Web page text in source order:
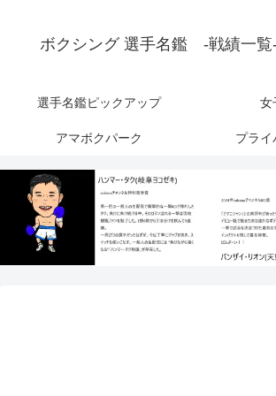
ボクシング 選手名鑑 -戦績一覧
選手名鑑ピックアップ 女
アマボクパーク プライ